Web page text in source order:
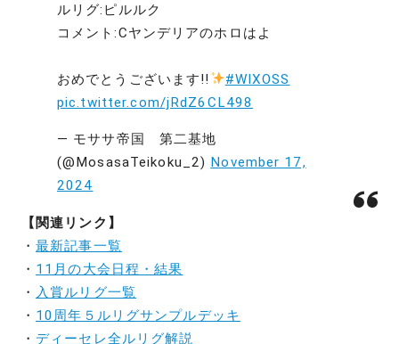
ルリグ:ピルルク
コメント:Cヤンデリアのホロはよ
おめでとうございます!!
#WIXOSS
pic.twitter.com/jRdZ6CL498
— モササ帝国 第二基地
(@MosasaTeikoku_2) November 17,
2024
【関連リンク】
・最新記事一覧
・ 11月の大会日程・結果
・ 入賞ルリグ一覧
・ 10周年５ルリグサンプルデッキ
・ ディーセレ全ルリグ解説